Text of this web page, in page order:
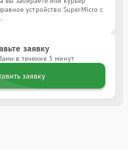
устройство SuperMicro с
заявку
в течение 5 минут
заявку